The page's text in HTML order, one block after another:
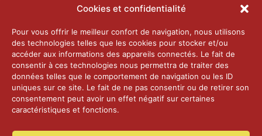
Cookies et confidentialité
Pour vous offrir le meilleur confort de navigation, nous utilisons
des technologies telles que les cookies pour stocker et/ou
accéder aux informations des appareils connectés. Le fait de
consentir à ces technologies nous permettra de traiter des
données telles que le comportement de navigation ou les ID
uniques sur ce site. Le fait de ne pas consentir ou de retirer son
consentement peut avoir un effet négatif sur certaines
caractéristiques et fonctions.
2026 – Laiterie d’Orsières et Abbaye de St-
25 juin 2026
2025 – Palais Fédéral – Berne
25 juin 2026
14 janvier 2025